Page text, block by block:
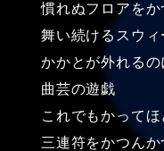
慣れぬフロアを
舞い続けるスウィ
かかとが外れる
曲芸の遊戯
これでもかって
三連符をかつんか